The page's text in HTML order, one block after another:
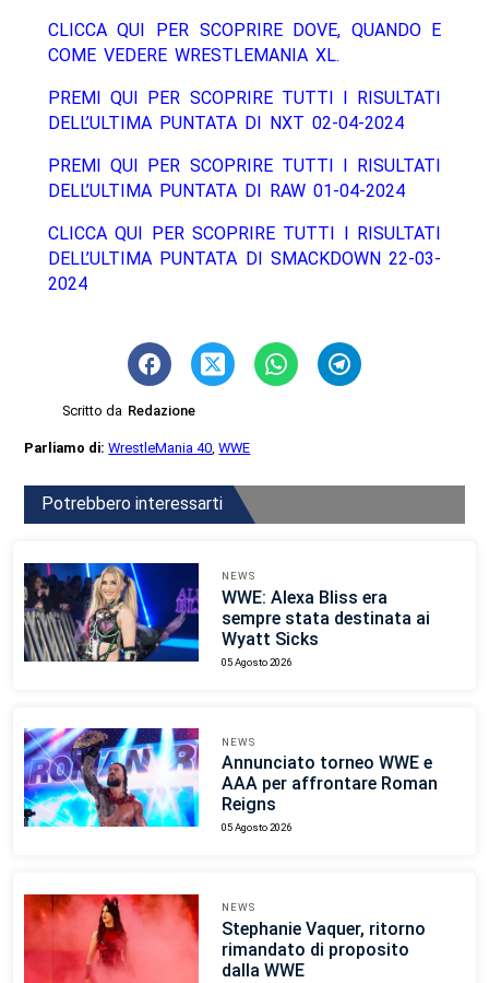
CLICCA QUI PER SCOPRIRE DOVE, QUANDO E
COME VEDERE WRESTLEMANIA XL.
PREMI QUI PER SCOPRIRE TUTTI I RISULTATI
DELL’ULTIMA PUNTATA DI NXT 02-04-2024
PREMI QUI PER SCOPRIRE TUTTI I RISULTATI
DELL’ULTIMA PUNTATA DI RAW 01-04-2024
CLICCA QUI PER SCOPRIRE TUTTI I RISULTATI
DELL’ULTIMA PUNTATA DI SMACKDOWN 22-03-
2024
Scritto da Redazione
Parliamo di:WrestleMania 40,WWE
Potrebbero interessarti
NEWS
WWE: Alexa Bliss era
sempre stata destinata ai
Wyatt Sicks
05 Agosto 2026
NEWS
Annunciato torneo WWE e
AAA per affrontare Roman
Reigns
05 Agosto 2026
NEWS
Stephanie Vaquer, ritorno
rimandato di proposito
dalla WWE